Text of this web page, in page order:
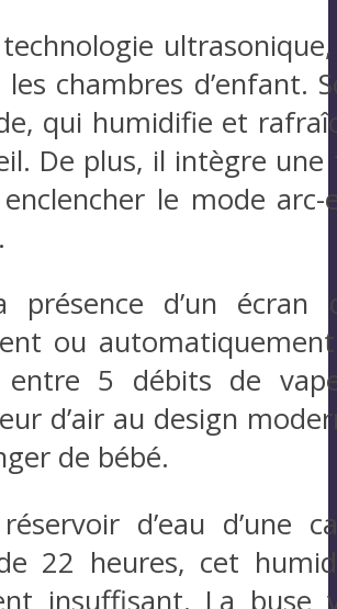
chambres d’enfant.
qui humidifie et
De plus, il intègre
le mode
présence d’un
ou
entre 5 débits de
d’air au design
de bébé.
réservoir d’eau
22 heures, cet
insuffisant. La